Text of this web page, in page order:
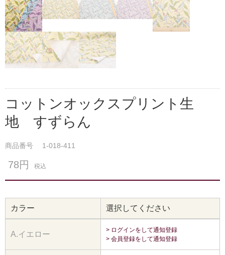
コットンオックスプリント生
地 すずらん
商品番号 1-018-411
78円 税込
カラー 選択してください
A.イエロー
> ログインをして通知登録
> 会員登録をして通知登録